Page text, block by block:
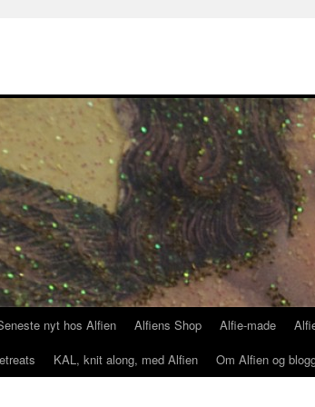
nyt hos Alfien Alfiens Shop Alfie-made
KAL, knit along, med Alfien Om Alfien og